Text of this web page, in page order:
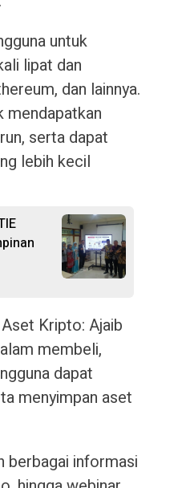
untuk
lipat dan
dan lainnya.
mendapatkan
serta dapat
lebih kecil
Kripto: Ajaib
membeli,
dapat
menyimpan aset
berbagai informasi